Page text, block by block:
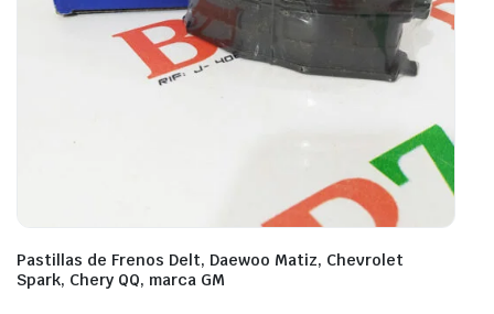
Pastillas de Frenos Delt, Daewoo Matiz, Chevrolet
Spark, Chery QQ, marca GM